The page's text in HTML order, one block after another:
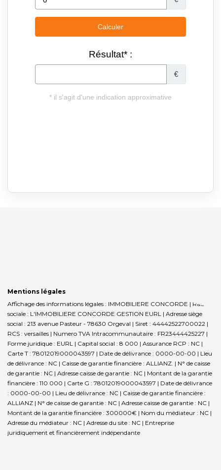
Mentions légales
Affichage des informations légales : IMMOBILIERE CONCORDE | Raison
sociale : L'IMMOBILIERE CONCORDE GESTION EURL | Adresse siège
social : 213 avenue Pasteur - 78630 Orgeval | Siret : 44442522700022 |
RCS : versailles | Numero TVA Intracommunautaire : FR23444425227 |
Forme juridique : EURL | Capital social : 8 000 | Assurance RCP : NC |
Carte T : 78012019000043597 | Date de délivrance : 0000-00-00 | Lieu
de délivrance : NC | Caisse de garantie financière : ALLIANZ. | N° de caisse
de garantie : NC | Adresse caisse de garantie : NC | Montant de la garantie
financière : 110 000 | Carte G : 78012019000043597 | Date de délivrance
: 0000-00-00 | Lieu de délivrance : NC | Caisse de garantie financière :
ALLIANZ | N° de caisse de garantie : NC | Adresse caisse de garantie : NC |
Montant de la garantie financière : 300000€ | Nom du médiateur : NC |
Adresse du médiateur : NC | Adresse du site : NC | Entreprise
juridiquement et financièrement indépendante